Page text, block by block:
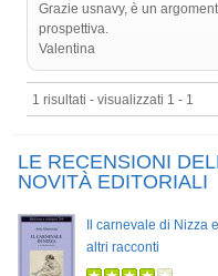
Grazie usnavy, è un
prospettiva.
Valentina
1 risultati - visualizzati 1 - 1
LE RECENSIONI
NOVITÀ EDITORIALI
Il carnevale di Nizza e
altri racconti